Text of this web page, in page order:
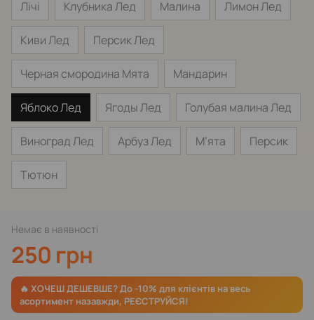
Лічі Клубника Лед Малина Лимон Лед
Киви Лед Персик Лед
Черная смородина Мята Мандарин
Яблоко Лед Ягоды Лед Голубая малина Лед
Виноград Лед Арбуз Лед М’ята Персик
Тютюн
Немає в наявності
250 грн